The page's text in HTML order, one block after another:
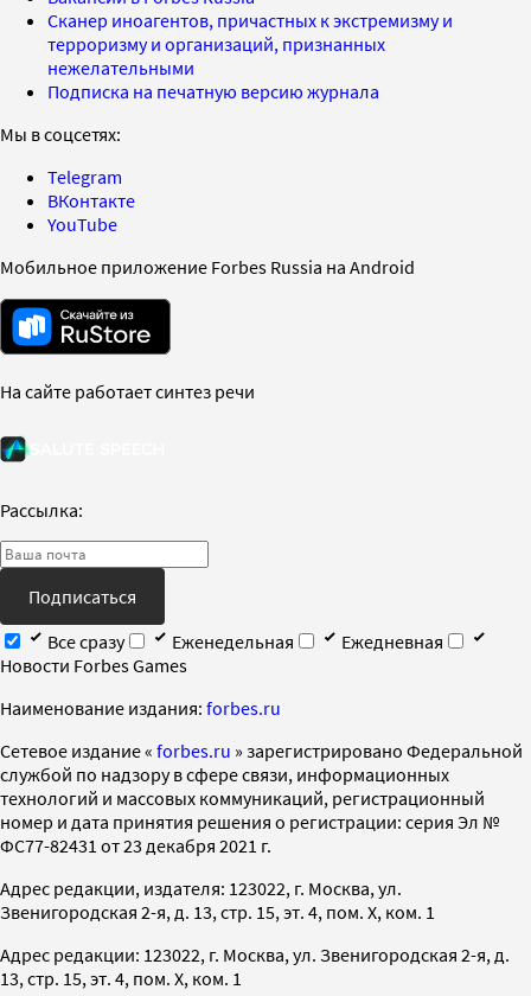
Сканер иноагентов, причастных к экстремизму и
терроризму и организаций, признанных
нежелательными
Подписка на печатную версию журнала
Мы в соцсетях:
Telegram
ВКонтакте
YouTube
Мобильное приложение Forbes Russia на Android
На сайте работает синтез речи
Рассылка:
Подписаться
Все сразу
Еженедельная
Ежедневная
Новости Forbes Games
Наименование издания: forbes.ru
Cетевое издание « forbes.ru » зарегистрировано Федеральной
службой по надзору в сфере связи, информационных
технологий и массовых коммуникаций, регистрационный
номер и дата принятия решения о регистрации: серия Эл №
ФС77-82431 от 23 декабря 2021 г.
Адрес редакции, издателя: 123022, г. Москва, ул.
Звенигородская 2-я, д. 13, стр. 15, эт. 4, пом. X, ком. 1
Адрес редакции: 123022, г. Москва, ул. Звенигородская 2-я, д.
13, стр. 15, эт. 4, пом. X, ком. 1